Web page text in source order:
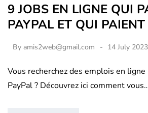
9 JOBS EN LIGNE QUI
PAYPAL ET QUI
By amis2web@gmail.com 14 July 2023
Vous recherchez des emplois en
PayPal ? Découvrez ici comment